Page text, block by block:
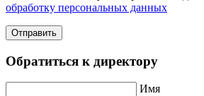
обработку персональных данных
Отправить
Обратиться к директору
Имя